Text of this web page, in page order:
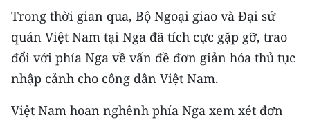
TIN MỚI
TIN ĐỊA PHƯƠNG
Trung du và miền núi phía Bắc
Đồng bằng sông Hồng
Trong thời gian qua, Bộ Ngoại giao và Đại sứ
quán Việt Nam tại Nga đã tích cực gặp gỡ, trao
đổi với phía Nga về vấn đề đơn giản hóa thủ tục
nhập cảnh cho công dân Việt Nam.
Việt Nam hoan nghênh phía Nga xem xét đơn